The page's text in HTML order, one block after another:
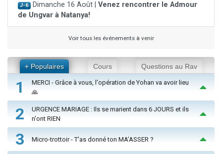
J-6 Dimanche 16 Août | Venez rencontrer le Admour
de Ungvar à Natanya!
Voir tous les événements à venir
+ Populaires Cours Questions au Rav
1
MERCI - Grâce à vous, l'opération de Yohan va avoir lieu
🙏
2
URGENCE MARIAGE : Ils se marient dans 6 JOURS et ils
n'ont RIEN
3 Micro-trottoir - T'as donné ton MA’ASSER ?